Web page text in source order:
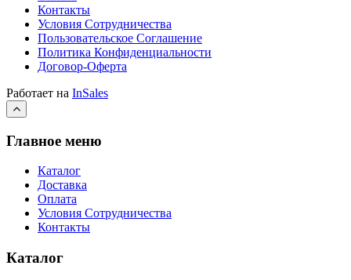
Контакты
Условия Сотрудничества
Пользовательское Соглашение
Политика Конфиденциальности
Договор-Оферта
Работает на InSales
Главное меню
Каталог
Доставка
Оплата
Условия Сотрудничества
Контакты
Каталог